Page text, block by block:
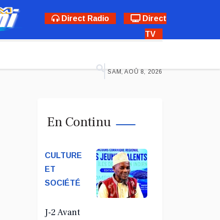
Direct Radio
Direct
TV
SAM, AOÛ 8, 2026
En Continu
CULTURE
ET
SOCIÉTÉ
J-2 Avant